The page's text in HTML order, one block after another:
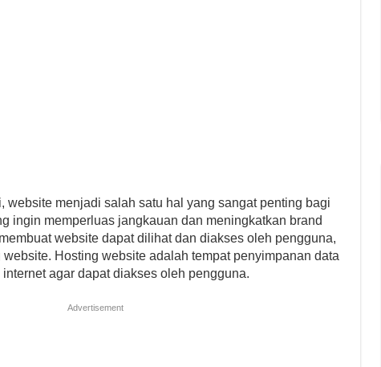
website menjadi salah satu hal yang sangat penting bagi
ingin memperluas jangkauan dan meningkatkan brand
website dapat dilihat dan diakses oleh pengguna,
Hosting website adalah tempat penyimpanan data
agar dapat diakses oleh pengguna.
Advertisement